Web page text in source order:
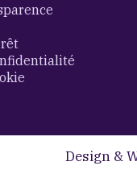
Design &